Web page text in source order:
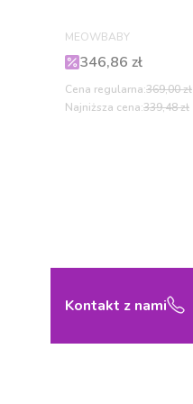
PRODUCENT
MEOWBABY
Cena promocyjna
346,86 zł
Cena regularna:369,00 zł
Najniższa cena:339,48 zł
Kontakt z nami